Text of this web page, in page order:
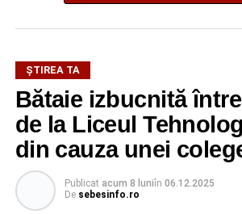
ŞTIREA TA
Bătaie izbucnită
de la Liceul
din cauza unei
Publicat acum 8 luniîn 06.12.2025
De sebesinfo.ro